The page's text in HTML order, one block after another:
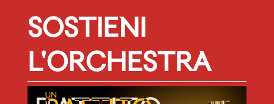
SOSTIENI
L'ORCHESTRA